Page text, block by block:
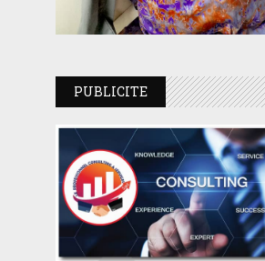
PUBLICITE